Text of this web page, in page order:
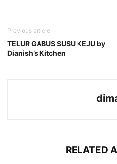
Previous article
TELUR GABUS SUSU KEJU by
Dianish’s Kitchen
RELATED